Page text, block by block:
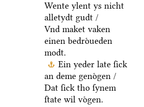
Wente ylent ys nicht
alletydt gudt /
Vnd maket vaken
einen bedroͤueden
modt.
Ein yeder late ſick
an deme genoͤgen /
Dat ſick tho ſynem
ſtate wil voͤgen.